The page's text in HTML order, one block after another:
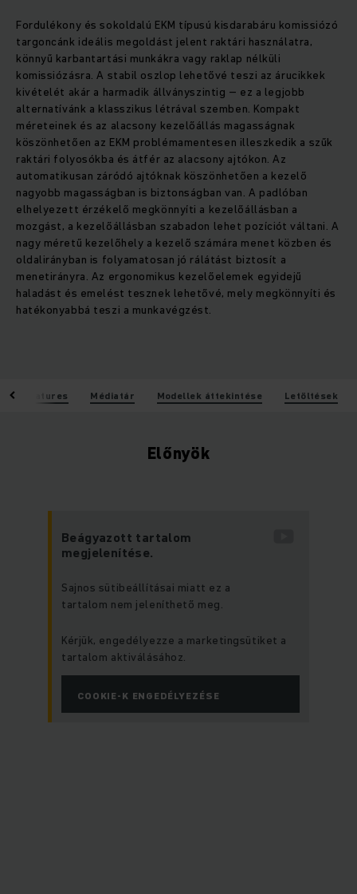
Fordulékony és sokoldalú EKM típusú kisdarabáru komissiózó
targoncánk ideális megoldást jelent raktári használatra,
könnyű karbantartási munkákra vagy raklap nélküli
komissiózásra. A stabil oszlop lehetővé teszi az árucikkek
kivételét akár a harmadik állványszintig – ez a legjobb
alternatívánk a klasszikus létrával szemben. Kompakt
méreteinek és az alacsony kezelőállás magasságnak
köszönhetően az EKM problémamentesen illeszkedik a szűk
raktári folyosókba és átfér az alacsony ajtókon. Az
automatikusan záródó ajtóknak köszönhetően a kezelő
nagyobb magasságban is biztonságban van. A padlóban
elhelyezett érzékelő megkönnyíti a kezelőállásban a
mozgást, a kezelőállásban szabadon lehet pozíciót váltani. A
nagy méretű kezelőhely a kezelő számára menet közben és
oldalirányban is folyamatosan jó rálátást biztosít a
menetirányra. Az ergonomikus kezelőelemek egyidejű
haladást és emelést tesznek lehetővé, mely megkönnyíti és
hatékonyabbá teszi a munkavégzést.
Features Médiatár Modellek áttekintése Letöltések
Előnyök
Beágyazott tartalom
megjelenítése.
Sajnos sütibeállításai miatt ez a
tartalom nem jeleníthető meg.
Kérjük, engedélyezze a marketingsütiket a
tartalom aktiválásához.
COOKIE-K ENGEDÉLYEZÉSE